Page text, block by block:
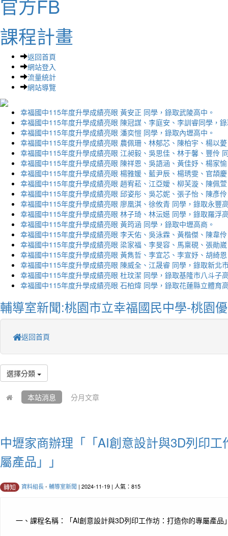
官方FB
課程計畫
返回首頁
網站登入
流量統計
網站導覽
幸福國中115年度升學成績亮眼 黃安正 同學，錄取武陵高中。
幸福國中115年度升學成績亮眼 陳冠謀、李庭安、李訓睿同學，
幸福國中115年度升學成績亮眼 潘奕愷 同學，錄取內壢高中。
幸福國中115年度升學成績亮眼 農佩珊、林郁芯、陳柏宇、楊以
幸福國中115年度升學成績亮眼 江昶毅、吳思佳、林于馨、豐伶
幸福國中115年度升學成績亮眼 陳祥恩、吳語涵、黃佳妤、楊家
幸福國中115年度升學成績亮眼 楊雅媛、藍尹辰、楊琇雯、官頡
幸福國中115年度升學成績亮眼 趙宥菘、江亞嬡、柳芙漩、陳佩
幸福國中115年度升學成績亮眼 邱姿彤、吳芯妮、張子怡、陳彥
幸福國中115年度升學成績亮眼 廖凰淇、徐攸青 同學，錄取永豐
幸福國中115年度升學成績亮眼 林子琦、林沄嬨 同學，錄取羅浮
幸福國中115年度升學成績亮眼 黃筠涵 同學，錄取中壢高商。
幸福國中115年度升學成績亮眼 李天佑、吳泳霖、黃楷傑、陳韋
幸福國中115年度升學成績亮眼 梁家福、李旻容、馬稟硯、張勛
幸福國中115年度升學成績亮眼 黃雋哲、李宜芯、李宣妤、胡綺
幸福國中115年度升學成績亮眼 陳威全、江晟睿 同學，錄取新北
幸福國中115年度升學成績亮眼 杜玟潔 同學，錄取基隆市八斗子
幸福國中115年度升學成績亮眼 石柏煒 同學，錄取花蓮縣立體育
輔導室新聞:桃園市立幸福國民中學-桃園
返回首頁
選擇分類
本站消息 分月文章
中壢家商辦理「「AI創意設計與3D列印
屬產品」」
轉知 資料組長- 輔導室新聞 | 2024-11-19 | 人氣：815
一、課程名稱：「AI創意設計與3D列印工作坊：打造你的專屬產品